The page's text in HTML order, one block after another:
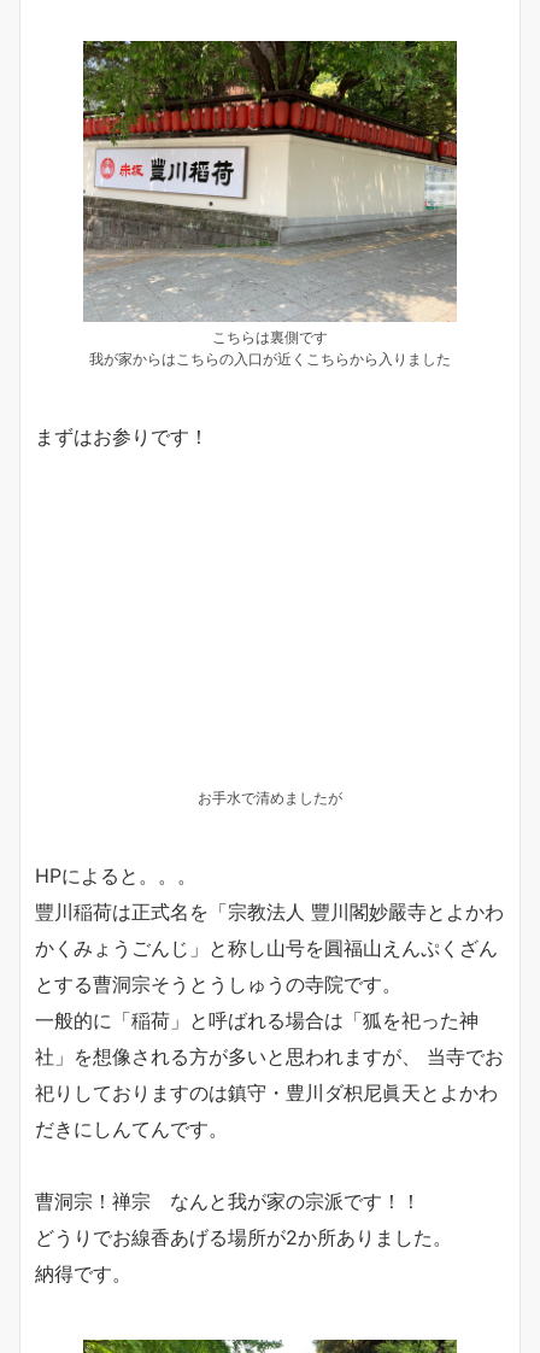
こちらは裏側です
我が家からはこちらの入口が近くこちらから入りました
まずはお参りです！
お手水で清めましたが
HPによると。。。
豐川稲荷は正式名を「宗教法人 豐川閣妙嚴寺とよかわ
かくみょうごんじ」と称し山号を圓福山えんぷくざん
とする曹洞宗そうとうしゅうの寺院です。
一般的に「稲荷」と呼ばれる場合は「狐を祀った神
社」を想像される方が多いと思われますが、 当寺でお
祀りしておりますのは鎮守・豊川ダ枳尼眞天とよかわ
だきにしんてんです。
曹洞宗！禅宗 なんと我が家の宗派です！！
どうりでお線香あげる場所が2か所ありました。
納得です。